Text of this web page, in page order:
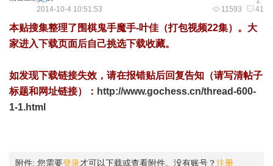
11593 41
2014-10-4 10:51:53
本贴搜集整理了围棋鬼手魔手-叶佳（打包视频22集）。大
家进入下载页面后自己挑选下载收藏。
如发现下载链接失效，请在报错贴后回复告知（请写清帖子
标题和网址链接）： http://www.gochess.cn/thread-600-
1-1.html
附件: 您需要登录才可以下载或查看附件。没有账号？注册